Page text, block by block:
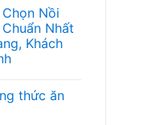
Nồi
Nhất
Khách
thức ăn